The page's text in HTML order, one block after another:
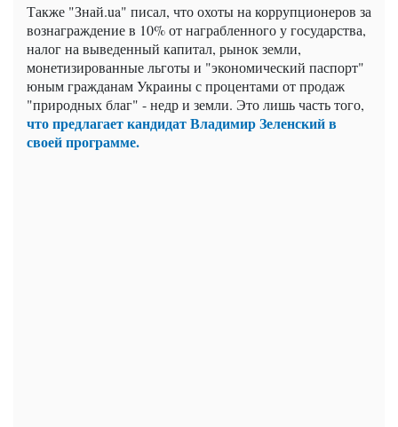
Также "Знай.ua" писал, что охоты на коррупционеров за
вознаграждение в 10% от награбленного у государства,
налог на выведенный капитал, рынок земли,
монетизированные льготы и "экономический паспорт"
юным гражданам Украины с процентами от продаж
"природных благ" - недр и земли. Это лишь часть того,
что предлагает кандидат Владимир Зеленский в
своей программе.